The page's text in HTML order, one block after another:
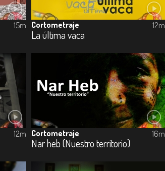
15m Cortometraje
La última vaca
12m
12m Cortometraje
Nar heb (Nuestro territorio)
16m